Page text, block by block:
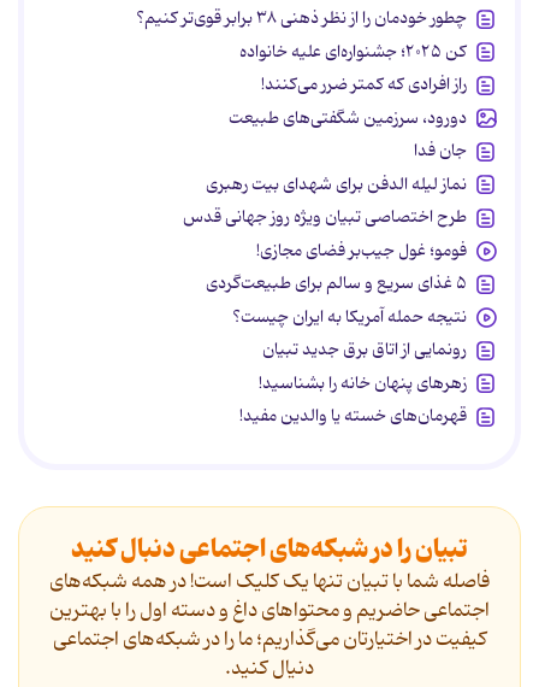
چطور خودمان را از نظر ذهنی ۳۸ برابر قوی‌تر کنیم؟
کن ۲۰۲۵؛ جشنواره‌ای علیه خانواده
راز افرادی که کمتر ضرر می‌کنند!
دورود، سرزمین شگفتی‌های طبیعت
جان فدا
نماز لیله الدفن برای شهدای بیت رهبری
طرح اختصاصی تبیان ویژه روز جهانی قدس
فومو؛ غول جیب‌بر فضای مجازی!
۵ غذای سریع و سالم برای طبیعت‌گردی
نتیجه حمله آمریکا به ایران چیست؟
رونمایی از اتاق برق جدید تبیان
زهرهای پنهان خانه را بشناسید!
قهرمان‌های خسته یا والدین مفید!
تبیان را در شبکه‌های اجتماعی دنبال کنید
فاصله شما با تبیان تنها یک کلیک است! در همه شبکه‌های
اجتماعی حاضریم و محتواهای داغ و دسته اول را با بهترین
کیفیت در اختیارتان می‌گذاریم؛ ما را در شبکه‌های اجتماعی
دنیال کنید.